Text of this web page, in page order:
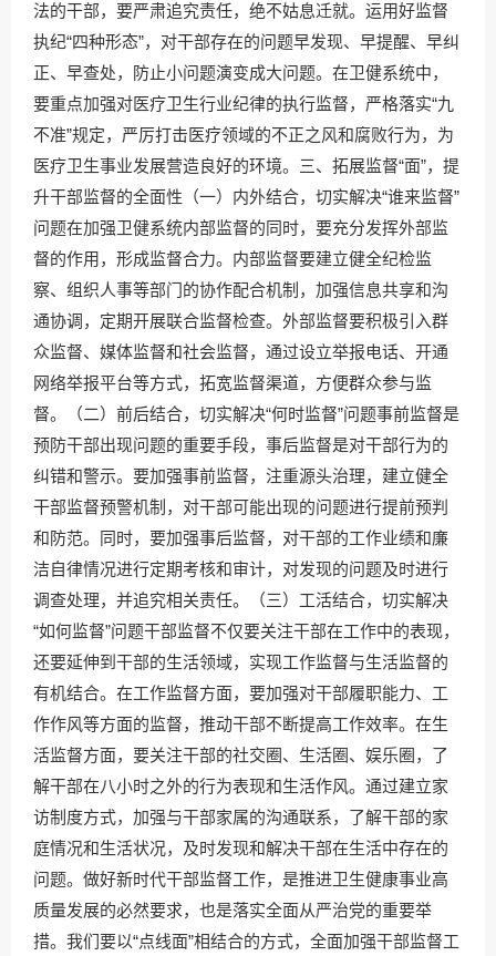
法的干部，要严肃追究责任，绝不姑息迁就。运用好监督
执纪“四种形态”，对干部存在的问题早发现、早提醒、早纠
正、早查处，防止小问题演变成大问题。在卫健系统中，
要重点加强对医疗卫生行业纪律的执行监督，严格落实“九
不准”规定，严厉打击医疗领域的不正之风和腐败行为，为
医疗卫生事业发展营造良好的环境。三、拓展监督“面”，提
升干部监督的全面性（一）内外结合，切实解决“谁来监督”
问题在加强卫健系统内部监督的同时，要充分发挥外部监
督的作用，形成监督合力。内部监督要建立健全纪检监
察、组织人事等部门的协作配合机制，加强信息共享和沟
通协调，定期开展联合监督检查。外部监督要积极引入群
众监督、媒体监督和社会监督，通过设立举报电话、开通
网络举报平台等方式，拓宽监督渠道，方便群众参与监
督。（二）前后结合，切实解决“何时监督”问题事前监督是
预防干部出现问题的重要手段，事后监督是对干部行为的
纠错和警示。要加强事前监督，注重源头治理，建立健全
干部监督预警机制，对干部可能出现的问题进行提前预判
和防范。同时，要加强事后监督，对干部的工作业绩和廉
洁自律情况进行定期考核和审计，对发现的问题及时进行
调查处理，并追究相关责任。（三）工活结合，切实解决
“如何监督”问题干部监督不仅要关注干部在工作中的表现，
还要延伸到干部的生活领域，实现工作监督与生活监督的
有机结合。在工作监督方面，要加强对干部履职能力、工
作作风等方面的监督，推动干部不断提高工作效率。在生
活监督方面，要关注干部的社交圈、生活圈、娱乐圈，了
解干部在八小时之外的行为表现和生活作风。通过建立家
访制度方式，加强与干部家属的沟通联系，了解干部的家
庭情况和生活状况，及时发现和解决干部在生活中存在的
问题。做好新时代干部监督工作，是推进卫生健康事业高
质量发展的必然要求，也是落实全面从严治党的重要举
措。我们要以“点线面”相结合的方式，全面加强干部监督工